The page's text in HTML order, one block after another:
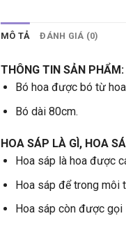
MÔ TẢ ĐÁNH GIÁ (0)
THÔNG TIN SẢN PHẨM:
Bó hoa được bó từ
Bó dài 80cm.
HOA SÁP LÀ GÌ, HOA
Hoa sáp là hoa được
Hoa sáp để trong môi
Hoa sáp còn được